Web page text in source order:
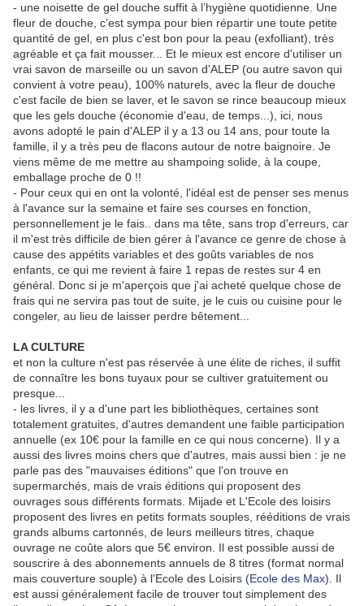
- une noisette de gel douche suffit à l’hygiène quotidienne. Une
fleur de douche, c'est sympa pour bien répartir une toute petite
quantité de gel, en plus c'est bon pour la peau (exfolliant), très
agréable et ça fait mousser... Et le mieux est encore d'utiliser un
vrai savon de marseille ou un savon d'ALEP (ou autre savon qui
convient à votre peau), 100% naturels, avec la fleur de douche
c'est facile de bien se laver, et le savon se rince beaucoup mieux
que les gels douche (économie d'eau, de temps...), ici, nous
avons adopté le pain d'ALEP il y a 13 ou 14 ans, pour toute la
famille, il y a très peu de flacons autour de notre baignoire. Je
viens même de me mettre au shampoing solide, à la coupe,
emballage proche de 0 !!
- Pour ceux qui en ont la volonté, l'idéal est de penser ses menus
à l'avance sur la semaine et faire ses courses en fonction,
personnellement je le fais.. dans ma tête, sans trop d'erreurs, car
il m'est très difficile de bien gérer à l'avance ce genre de chose à
cause des appétits variables et des goûts variables de nos
enfants, ce qui me revient à faire 1 repas de restes sur 4 en
général. Donc si je m'aperçois que j'ai acheté quelque chose de
frais qui ne servira pas tout de suite, je le cuis ou cuisine pour le
congeler, au lieu de laisser perdre bêtement...
LA CULTURE
et non la culture n'est pas réservée à une élite de riches, il suffit
de connaître les bons tuyaux pour se cultiver gratuitement ou
presque...
- les livres, il y a d'une part les bibliothèques, certaines sont
totalement gratuites, d'autres demandent une faible participation
annuelle (ex 10€ pour la famille en ce qui nous concerne). Il y a
aussi des livres moins chers que d'autres, mais aussi bien : je ne
parle pas des "mauvaises éditions" que l'on trouve en
supermarchés, mais de vrais éditions qui proposent des
ouvrages sous différents formats. Mijade et L'Ecole des loisirs
proposent des livres en petits formats souples, rééditions de vrais
grands albums cartonnés, de leurs meilleurs titres, chaque
ouvrage ne coûte alors que 5€ environ. Il est possible aussi de
souscrire à des abonnements annuels de 8 titres (format normal
mais couverture souple) à l'Ecole des Loisirs (Ecole des Max). Il
est aussi généralement facile de trouver tout simplement des